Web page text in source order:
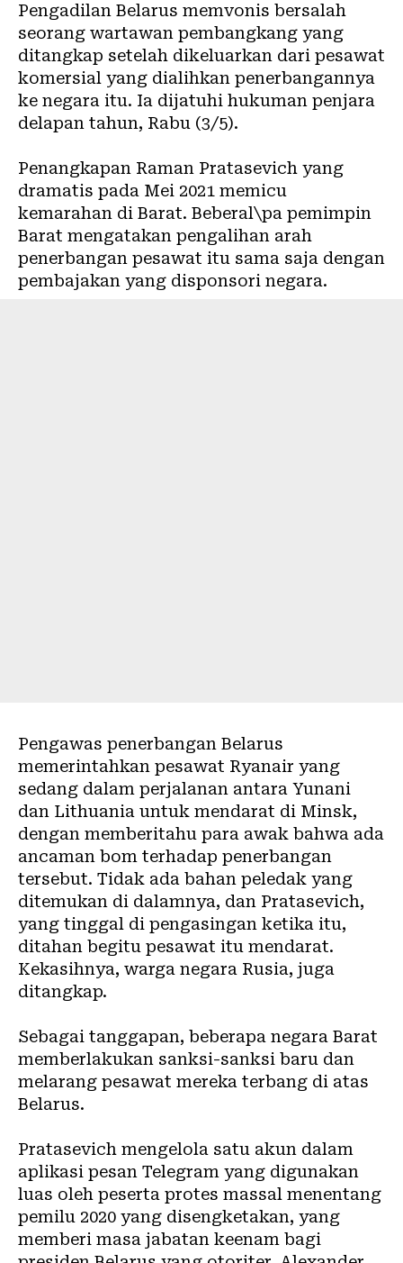
Pengadilan Belarus memvonis bersalah
seorang wartawan pembangkang yang
ditangkap setelah dikeluarkan dari pesawat
komersial yang dialihkan penerbangannya
ke negara itu. Ia dijatuhi hukuman penjara
delapan tahun, Rabu (3/5).
Penangkapan Raman Pratasevich yang
dramatis pada Mei 2021 memicu
kemarahan di Barat. Beberal\pa pemimpin
Barat mengatakan pengalihan arah
penerbangan pesawat itu sama saja dengan
pembajakan yang disponsori negara.
Pengawas penerbangan Belarus
memerintahkan pesawat Ryanair yang
sedang dalam perjalanan antara Yunani
dan Lithuania untuk mendarat di Minsk,
dengan memberitahu para awak bahwa ada
ancaman bom terhadap penerbangan
tersebut. Tidak ada bahan peledak yang
ditemukan di dalamnya, dan Pratasevich,
yang tinggal di pengasingan ketika itu,
ditahan begitu pesawat itu mendarat.
Kekasihnya, warga negara Rusia, juga
ditangkap.
Sebagai tanggapan, beberapa negara Barat
memberlakukan sanksi-sanksi baru dan
melarang pesawat mereka terbang di atas
Belarus.
Pratasevich mengelola satu akun dalam
aplikasi pesan Telegram yang digunakan
luas oleh peserta protes massal menentang
pemilu 2020 yang disengketakan, yang
memberi masa jabatan keenam bagi